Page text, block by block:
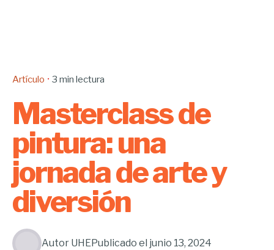
Artículo 3 min lectura
Masterclass de
pintura: una
jornada de arte y
diversión
Autor UHEPublicado el junio 13, 2024